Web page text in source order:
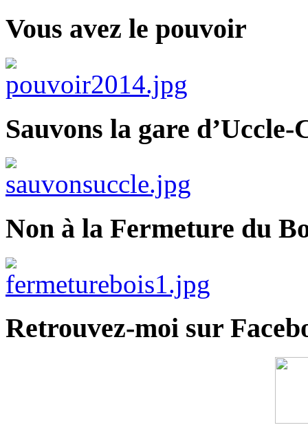
Vous avez le pouvoir
Sauvons la gare d’Uccle-
Non à la Fermeture du
Retrouvez-moi sur